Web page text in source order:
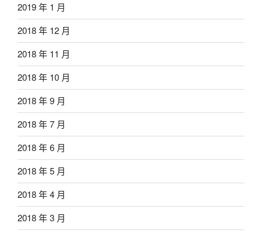
2019 年 1 月
2018 年 12 月
2018 年 11 月
2018 年 10 月
2018 年 9 月
2018 年 7 月
2018 年 6 月
2018 年 5 月
2018 年 4 月
2018 年 3 月